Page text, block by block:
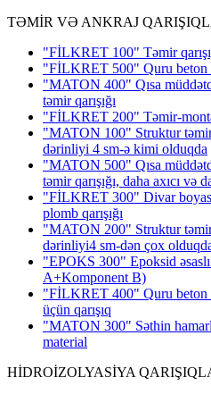
TƏMİR VƏ ANKRAJ
"FİLKRET 100" Təmir
"FİLKRET 500" Quru beton
"MATON 400" Qısa
təmir qarışığı
"FİLKRET 200" Təmir-montaj
"MATON 100" Struktur
dərinliyi 4 sm-ə kimi olduqda
"MATON 500" Qısa
təmir qarışığı, daha axıcı və
"FİLKRET 300" Divar
plomb qarışığı
"MATON 200" Struktur
dərinliyi4 sm-dən çox
"EPOKS 300" Epoksid
A+Komponent B)
"FİLKRET 400" Quru beton
üçün qarışıq
"MATON 300" Səthin
material
HİDROİZOLYASİYA